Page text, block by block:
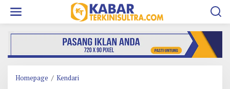
w
Homepage / Kendari